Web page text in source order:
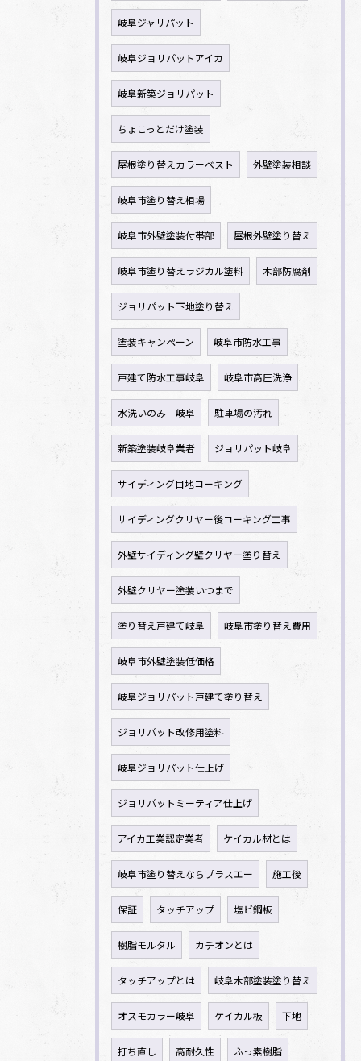
岐阜ジャリパット
岐阜ジョリパットアイカ
岐阜新築ジョリパット
ちょこっとだけ塗装
屋根塗り替えカラーベスト 外壁塗装相談
岐阜市塗り替え相場
岐阜市外壁塗装付帯部 屋根外壁塗り替え
岐阜市塗り替えラジカル塗料 木部防腐剤
ジョリパット下地塗り替え
塗装キャンペーン 岐阜市防水工事
戸建て防水工事岐阜 岐阜市高圧洗浄
水洗いのみ 岐阜 駐車場の汚れ
新築塗装岐阜業者 ジョリパット岐阜
サイディング目地コーキング
サイディングクリヤー後コーキング工事
外壁サイディング壁クリヤー塗り替え
外壁クリヤー塗装いつまで
塗り替え戸建て岐阜 岐阜市塗り替え費用
岐阜市外壁塗装低価格
岐阜ジョリパット戸建て塗り替え
ジョリパット改修用塗料
岐阜ジョリパット仕上げ
ジョリパットミーティア仕上げ
アイカ工業認定業者 ケイカル材とは
岐阜市塗り替えならプラスエー 施工後
保証 タッチアップ 塩ビ鋼板
樹脂モルタル カチオンとは
タッチアップとは 岐阜木部塗装塗り替え
オスモカラー岐阜 ケイカル板 下地
打ち直し 高耐久性 ふっ素樹脂